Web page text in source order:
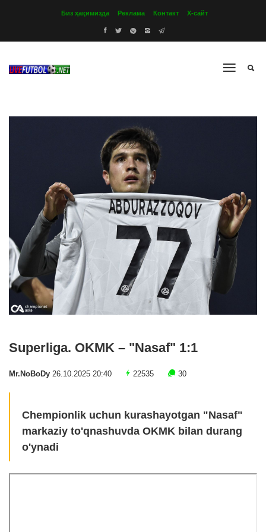
Биз ҳақимизда Реклама Контакт Х-сайт
Superliga. OKMK – "Nasaf" 1:1
Mr.NoBoDy 26.10.2025 20:40 22535 30
Chempionlik uchun kurashayotgan "Nasaf"
markaziy to'qnashuvda OKMK bilan durang
o'ynadi